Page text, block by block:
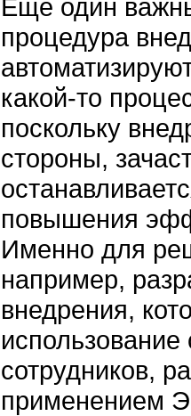
Еще один
процедура
какой-то
поскольку
стороны,
повышения
Именно для
например,
внедрения,
сотрудников,
применением